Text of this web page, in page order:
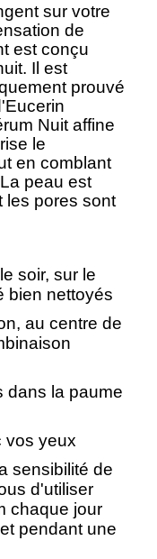
sur votre
de
est conçu
Il est
prouvé
Nuit affine
le
en comblant
peau est
les pores sont
soir, sur le
bien nettoyés
au centre de
dans la paume
vos yeux
sensibilité de
d'utiliser
chaque jour
pendant une